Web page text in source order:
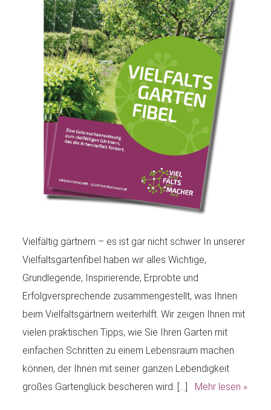
Vielfältig gärtnern – es ist gar nicht schwer In unserer
Vielfaltsgartenfibel haben wir alles Wichtige,
Grundlegende, Inspirierende, Erprobte und
Erfolgversprechende zusammengestellt, was Ihnen
beim Vielfaltsgärtnern weiterhilft. Wir zeigen Ihnen mit
vielen praktischen Tipps, wie Sie Ihren Garten mit
einfachen Schritten zu einem Lebensraum machen
können, der Ihnen mit seiner ganzen Lebendigkeit
großes Gartenglück bescheren wird. […] Mehr lesen »